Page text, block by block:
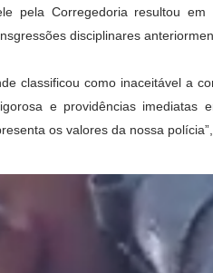
pela Corregedoria resultou
disciplinares
classificou como inaceitável a
e providências imediatas
os valores da nossa